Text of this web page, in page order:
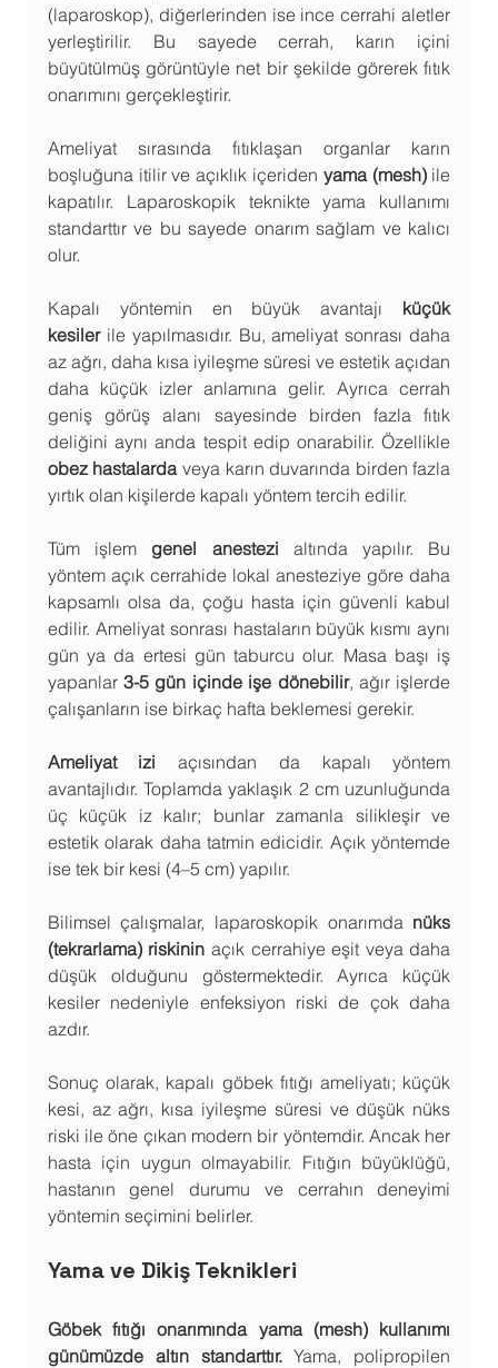
(laparoskop), diğerlerinden ise ince cerrahi aletler
yerleştirilir. Bu sayede cerrah, karın içini
büyütülmüş görüntüyle net bir şekilde görerek fıtık
onarımını gerçekleştirir.
Ameliyat sırasında fıtıklaşan organlar karın
boşluğuna itilir ve açıklık içeriden yama (mesh) ile
kapatılır. Laparoskopik teknikte yama kullanımı
standarttır ve bu sayede onarım sağlam ve kalıcı
olur.
Kapalı yöntemin en büyük avantajı küçük
kesiler ile yapılmasıdır. Bu, ameliyat sonrası daha
az ağrı, daha kısa iyileşme süresi ve estetik açıdan
daha küçük izler anlamına gelir. Ayrıca cerrah
geniş görüş alanı sayesinde birden fazla fıtık
obez hastalarda veya karın duvarında birden fazla
yırtık olan kişilerde kapalı yöntem tercih edilir.
Tüm işlem genel anestezi altında yapılır. Bu
yöntem açık cerrahide lokal anesteziye göre daha
kapsamlı olsa da, çoğu hasta için güvenli kabul
edilir. Ameliyat sonrası hastaların büyük kısmı aynı
gün ya da ertesi gün taburcu olur. Masa başı iş
yapanlar 3-5 gün içinde işe dönebilir, ağır işlerde
çalışanların ise birkaç hafta beklemesi gerekir.
Ameliyat izi açısından da kapalı yöntem
avantajlıdır. Toplamda yaklaşık 2 cm uzunluğunda
üç küçük iz kalır; bunlar zamanla silikleşir ve
estetik olarak daha tatmin edicidir. Açık yöntemde
ise tek bir kesi (4–5 cm) yapılır.
Bilimsel çalışmalar, laparoskopik onarımda nüks
(tekrarlama) riskinin açık cerrahiye eşit veya daha
düşük olduğunu göstermektedir. Ayrıca küçük
kesiler nedeniyle enfeksiyon riski de çok daha
azdır.
Sonuç olarak, kapalı göbek fıtığı ameliyatı; küçük
kesi, az ağrı, kısa iyileşme süresi ve düşük nüks
riski ile öne çıkan modern bir yöntemdir. Ancak her
hasta için uygun olmayabilir. Fıtığın büyüklüğü,
hastanın genel durumu ve cerrahın deneyimi
yöntemin seçimini belirler.
Yama ve Dikiş Teknikleri
Göbek fıtığı onarımında yama (mesh) kullanımı
günümüzde altın standarttır. Yama, polipropilen